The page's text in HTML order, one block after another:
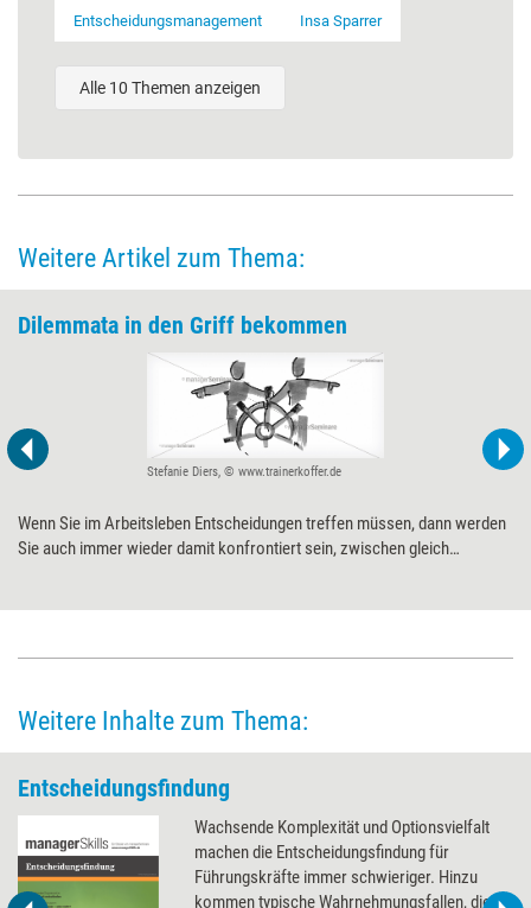
Entscheidungsmanagement Insa Sparrer
Alle 10 Themen anzeigen
Weitere Artikel zum Thema:
Dilemmata in den Griff bekommen
Stefanie Diers, © www.trainerkoffer.de
Wenn Sie im Arbeitsleben Entscheidungen treffen müssen, dann werden
Sie auch immer wieder damit konfrontiert sein, zwischen gleich
Weitere Inhalte zum Thema:
Entscheidungsfindung
Wachsende Komplexität und Optionsvielfalt
machen die Entscheidungsfindung für
Führungskräfte immer schwieriger. Hinzu
kommen typische Wahrnehmungsfallen, die